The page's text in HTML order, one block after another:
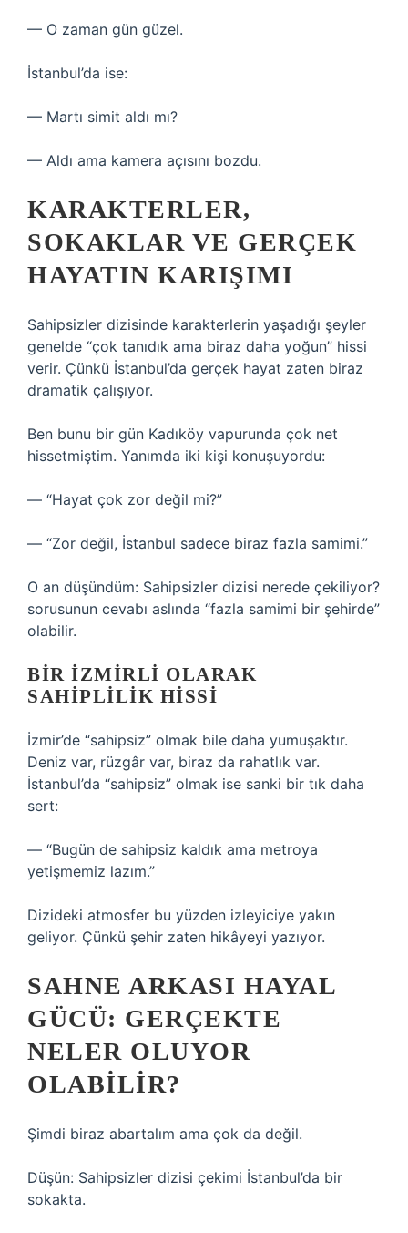
— O zaman gün güzel.
İstanbul’da ise:
— Martı simit aldı mı?
— Aldı ama kamera açısını bozdu.
KARAKTERLER,
SOKAKLAR VE GERÇEK
HAYATIN KARIŞIMI
Sahipsizler dizisinde karakterlerin yaşadığı şeyler
genelde “çok tanıdık ama biraz daha yoğun” hissi
verir. Çünkü İstanbul’da gerçek hayat zaten biraz
dramatik çalışıyor.
Ben bunu bir gün Kadıköy vapurunda çok net
hissetmiştim. Yanımda iki kişi konuşuyordu:
— “Hayat çok zor değil mi?”
— “Zor değil, İstanbul sadece biraz fazla samimi.”
O an düşündüm: Sahipsizler dizisi nerede çekiliyor?
sorusunun cevabı aslında “fazla samimi bir şehirde”
olabilir.
BIR İZMIRLI OLARAK
SAHIPLILIK HISSI
İzmir’de “sahipsiz” olmak bile daha yumuşaktır.
Deniz var, rüzgâr var, biraz da rahatlık var.
İstanbul’da “sahipsiz” olmak ise sanki bir tık daha
sert:
— “Bugün de sahipsiz kaldık ama metroya
yetişmemiz lazım.”
Dizideki atmosfer bu yüzden izleyiciye yakın
geliyor. Çünkü şehir zaten hikâyeyi yazıyor.
SAHNE ARKASI HAYAL
GÜCÜ: GERÇEKTE
NELER OLUYOR
OLABILIR?
Şimdi biraz abartalım ama çok da değil.
Düşün: Sahipsizler dizisi çekimi İstanbul’da bir
sokakta.